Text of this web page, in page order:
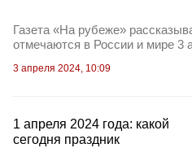
Газета «На рубеже»
отмечаются в России и мире 3
3 апреля 2024, 10:09
1 апреля 2024 года: какой
сегодня праздник